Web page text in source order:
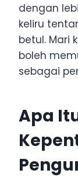
dengan
keliru
betul. Mari
boleh
sebagai
Apa